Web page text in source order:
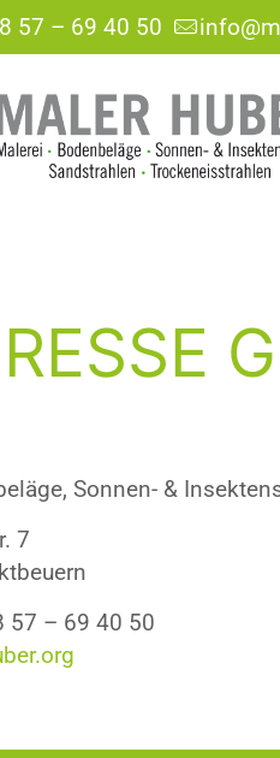
57 – 69 40 50
Sonnen- &
7
57 – 69 40 50